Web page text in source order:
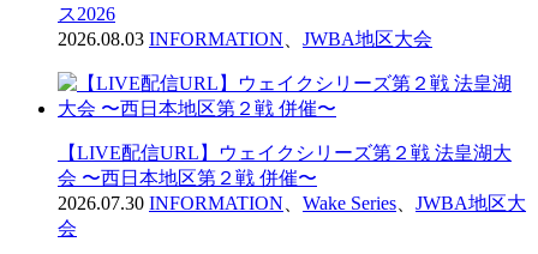
ス2026
2026.08.03 INFORMATION JWBA地区大会
【LIVE配信URL】ウェイクシリーズ第２戦 法皇湖大
会 〜西日本地区第２戦 併催〜
2026.07.30 INFORMATION Wake Series
JWBA地区大
会